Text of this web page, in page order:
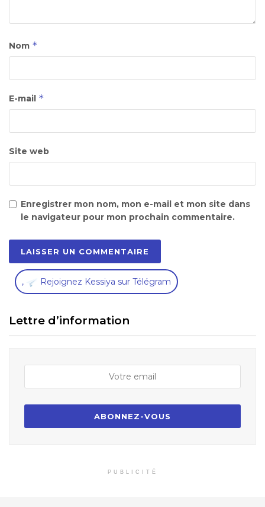
Nom *
E-mail *
Site web
Enregistrer mon nom, mon e-mail et mon site dans
le navigateur pour mon prochain commentaire.
, Rejoignez Kessiya sur Télégram
Lettre d’information
PUBLICITÉ